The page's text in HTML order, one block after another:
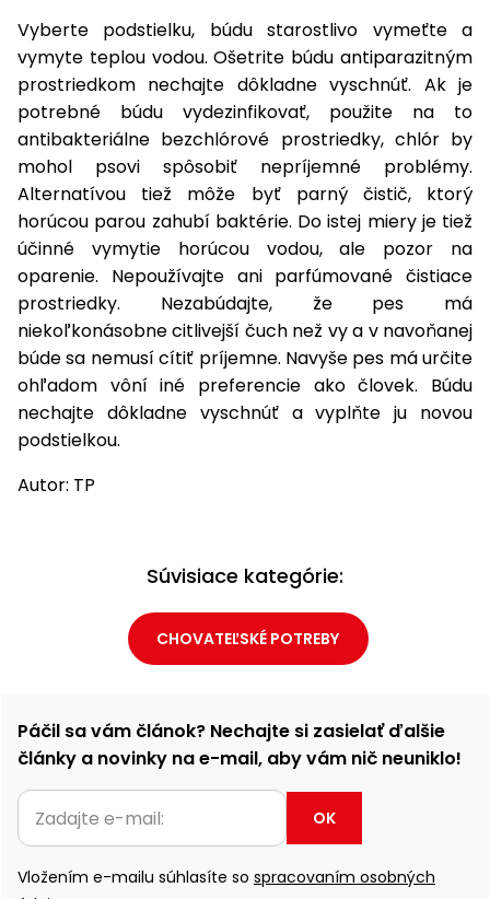
Vyberte podstielku, búdu starostlivo vymeťte a
vymyte teplou vodou. Ošetrite búdu antiparazitným
prostriedkom nechajte dôkladne vyschnúť. Ak je
potrebné búdu vydezinfikovať, použite na to
antibakteriálne bezchlórové prostriedky, chlór by
mohol psovi spôsobiť nepríjemné problémy.
Alternatívou tiež môže byť parný čistič, ktorý
horúcou parou zahubí baktérie. Do istej miery je tiež
účinné vymytie horúcou vodou, ale pozor na
oparenie. Nepoužívajte ani parfúmované čistiace
prostriedky. Nezabúdajte, že pes má
niekoľkonásobne citlivejší čuch než vy a v navoňanej
búde sa nemusí cítiť príjemne. Navyše pes má určite
ohľadom vôní iné preferencie ako človek. Búdu
nechajte dôkladne vyschnúť a vyplňte ju novou
podstielkou.
Autor: TP
Súvisiace kategórie:
CHOVATEĽSKÉ POTREBY
Páčil sa vám článok? Nechajte si zasielať ďalšie
články a novinky na e-mail, aby vám nič neuniklo!
OK
Vložením e-mailu súhlasíte so spracovaním osobných